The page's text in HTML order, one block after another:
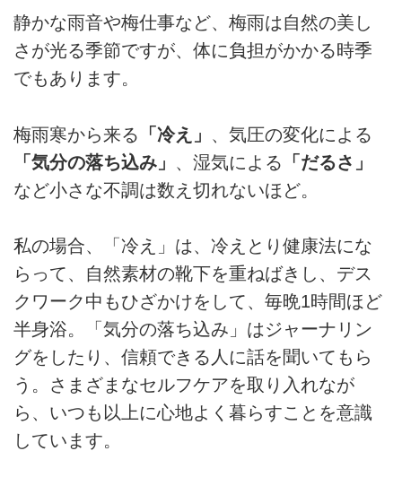
静かな雨音や梅仕事など、梅雨は自然の美し
さが光る季節ですが、体に負担がかかる時季
でもあります。
梅雨寒から来る 「冷え」 、気圧の変化による
「気分の落ち込み」 、湿気による 「だるさ」
など小さな不調は数え切れないほど。
私の場合、「冷え」は、冷えとり健康法にな
らって、自然素材の靴下を重ねばきし、デス
クワーク中もひざかけをして、毎晩1時間ほど
半身浴。「気分の落ち込み」はジャーナリン
グをしたり、信頼できる人に話を聞いてもら
う。さまざまなセルフケアを取り入れなが
ら、いつも以上に心地よく暮らすことを意識
しています。